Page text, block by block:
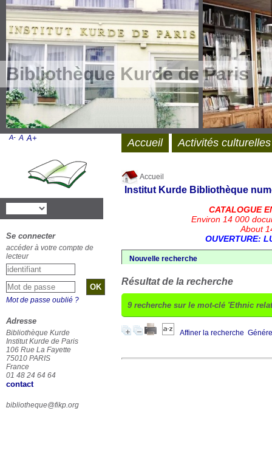
Bibliothèque Kurde de Paris
Accueil
Institut Kurde Bibliothèque
CATALOGUE
Environ 14 000
About
OUVERTURE:
Nouvelle recherche
Résultat de la recherche
9recherche sur le mot-clé 'Ethnic
Affiner la recherche
Accueil Activités culturelles
A- A A+
Se connecter
accéder à votre compte de
lecteur
Mot de passe oublié ?
Adresse
Bibliothèque Kurde
Institut Kurde de Paris
106 Rue La Fayette
75010 PARIS
France
01 48 24 64 64
contact
bibliotheque@fikp.org